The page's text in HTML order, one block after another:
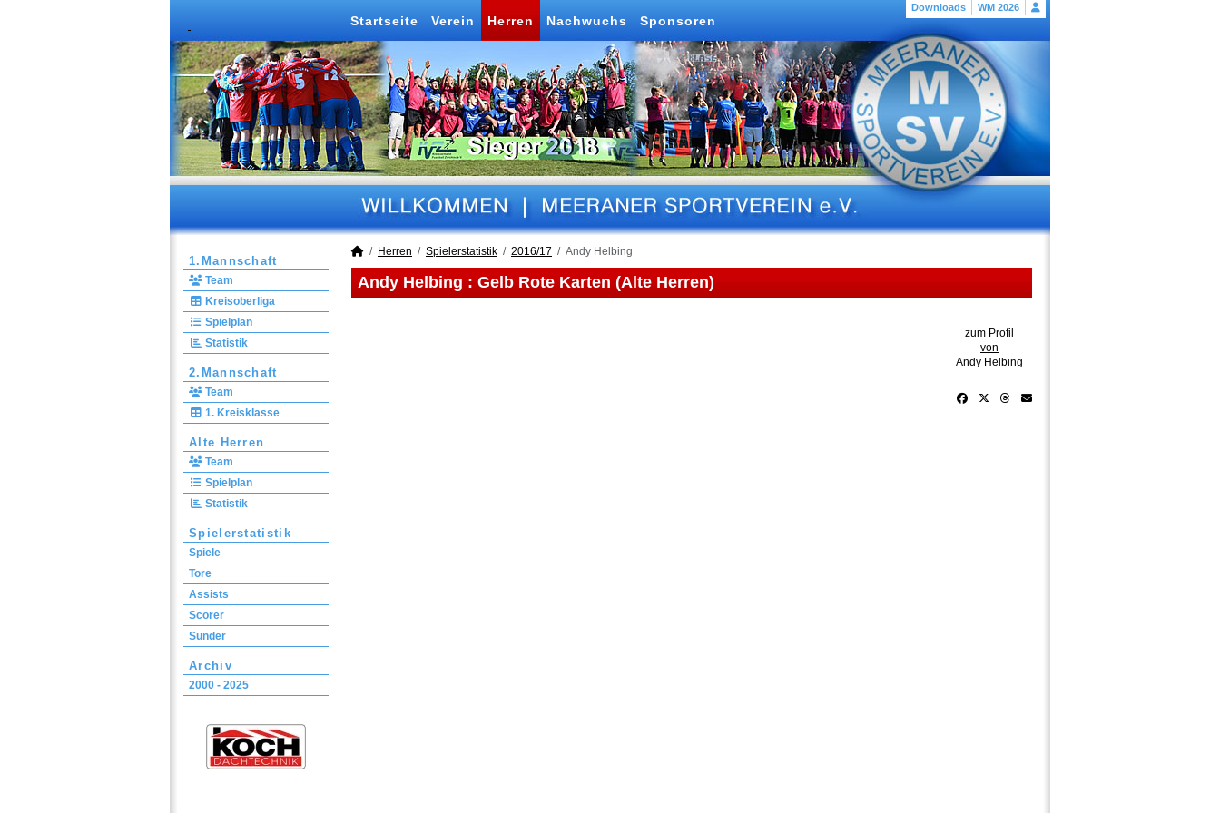
Downloads WM 2026
Startseite Verein Herren Nachwuchs Sponsoren
1.Mannschaft
Team
Kreisoberliga
Spielplan
Statistik
2.Mannschaft
Team
1. Kreisklasse
Alte Herren
Team
Spielplan
Statistik
Spielerstatistik
Spiele
Tore
Assists
Scorer
Sünder
Archiv
2000 - 2025
Herren Spielerstatistik 2016/17 Andy Helbing
Andy Helbing : Gelb Rote Karten (Alte Herren)
zum Profil
von
Andy Helbing